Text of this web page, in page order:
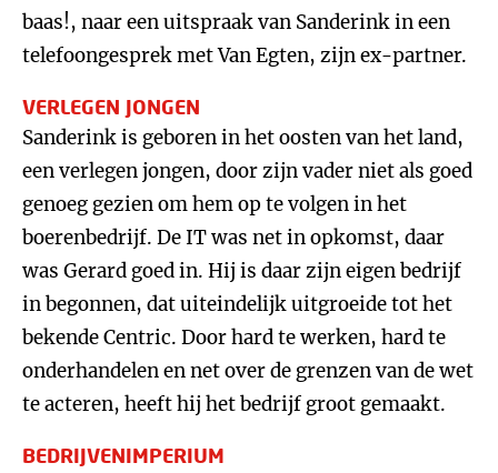
baas!, naar een uitspraak van Sanderink in een
telefoongesprek met Van Egten, zijn ex-partner.
VERLEGEN JONGEN
Sanderink is geboren in het oosten van het land,
een verlegen jongen, door zijn vader niet als goed
genoeg gezien om hem op te volgen in het
boerenbedrijf. De IT was net in opkomst, daar
was Gerard goed in. Hij is daar zijn eigen bedrijf
in begonnen, dat uiteindelijk uitgroeide tot het
bekende Centric. Door hard te werken, hard te
onderhandelen en net over de grenzen van de wet
te acteren, heeft hij het bedrijf groot gemaakt.
BEDRIJVENIMPERIUM